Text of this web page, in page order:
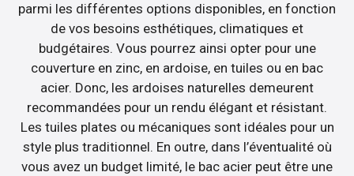
parmi les différentes options disponibles, en fonction
de vos besoins esthétiques, climatiques et
budgétaires. Vous pourrez ainsi opter pour une
couverture en zinc, en ardoise, en tuiles ou en bac
acier. Donc, les ardoises naturelles demeurent
recommandées pour un rendu élégant et résistant.
Les tuiles plates ou mécaniques sont idéales pour un
style plus traditionnel. En outre, dans l’éventualité où
vous avez un budget limité, le bac acier peut être une